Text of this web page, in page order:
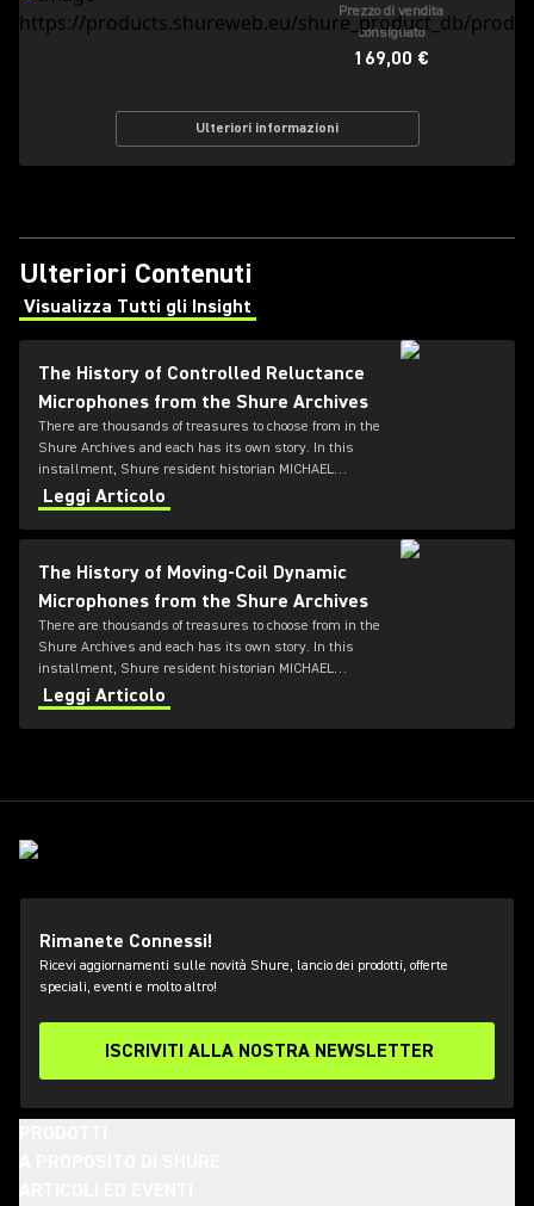
Prezzo di vendita
consigliato
169,00 €
Ulteriori informazioni
Ulteriori Contenuti
Visualizza Tutti gli Insight
(Opens in a new tab)
The History of Controlled Reluctance
Microphones from the Shure Archives
There are thousands of treasures to choose from in the
Shure Archives and each has its own story. In this
installment, Shure resident historian MICHAEL
PETTERSEN explores the microphone transducer
technology known as controlled reluctance.
Leggi Articolo
The History of Moving-Coil Dynamic
Microphones from the Shure Archives
There are thousands of treasures to choose from in the
Shure Archives and each has its own story. In this
installment, Shure resident historian MICHAEL
PETTERSEN explores the development of dynamic
microphones using moving-coil technology.
Leggi Articolo
Rimanete Connessi!
Ricevi aggiornamenti sulle novità Shure, lancio dei prodotti, offerte
speciali, eventi e molto altro!
ISCRIVITI ALLA NOSTRA NEWSLETTER